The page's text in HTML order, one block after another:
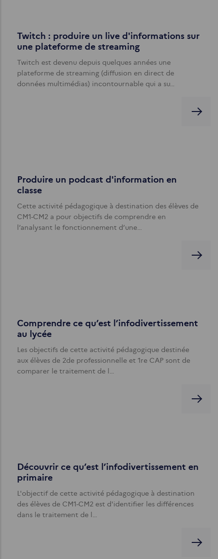
Twitch : produire un live d'informations sur
une plateforme de streaming
Twitch est devenu depuis quelques années une
plateforme de streaming (diffusion en direct de
données multimédias) incontournable qui a su…
Produire un podcast d'information en
classe
Cette activité pédagogique à destination des élèves de
CM1-CM2 a pour objectifs de comprendre en
l’analysant le fonctionnement d’une…
Comprendre ce qu’est l’infodivertissement
au lycée
Les objectifs de cette activité pédagogique destinée
aux élèves de 2de professionnelle et 1re CAP sont de
comparer le traitement de l…
Découvrir ce qu’est l’infodivertissement en
primaire
L'objectif de cette activité pédagogique à destination
des élèves de CM1-CM2 est d'identifier les différences
dans le traitement de l…